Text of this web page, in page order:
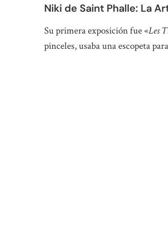
Niki de Saint Phalle: La
Su primera exposición fue «Les
pinceles, usaba una escopeta